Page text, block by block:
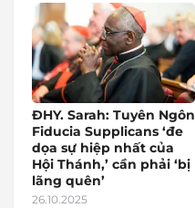
ĐHY. Sarah: Tuyên Ngôn
Fiducia Supplicans ‘đe
dọa sự hiệp nhất của
Hội Thánh,’ cần phải ‘bị
lãng quên’
26.10.2025